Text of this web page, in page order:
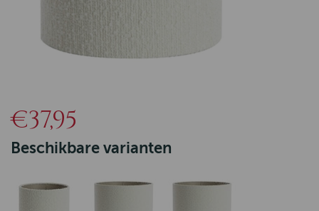
€37,95
Beschikbare varianten